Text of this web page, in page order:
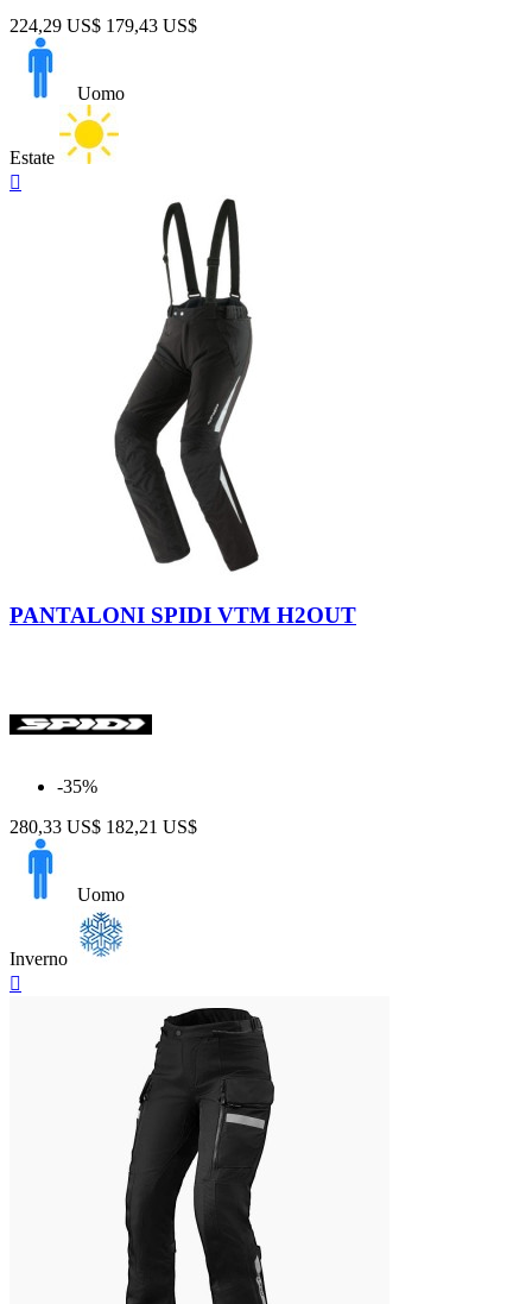
224,29 US$ 179,43 US$
Uomo
Estate

PANTALONI SPIDI VTM H2OUT
-35%
280,33 US$ 182,21 US$
Uomo
Inverno
